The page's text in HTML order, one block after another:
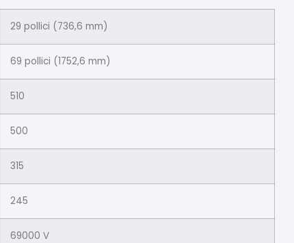
29 pollici (736,6 mm)
69 pollici (1752,6 mm)
510
500
315
245
69000 V